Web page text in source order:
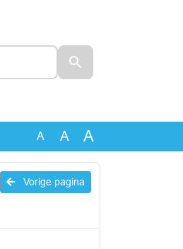
A A A
Vorige pagina